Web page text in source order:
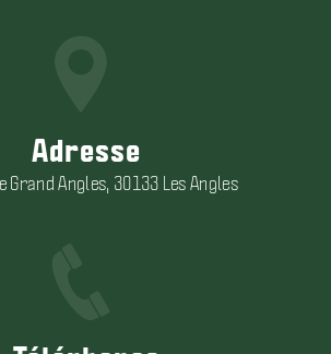
Adresse
Grand Angles, 30133 Les Angles